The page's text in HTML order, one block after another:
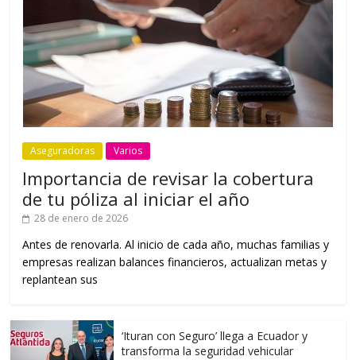
Aseguradoras Varios
Importancia de revisar la cobertura
de tu póliza al iniciar el año
28 de enero de 2026
Antes de renovarla. Al inicio de cada año, muchas familias y
empresas realizan balances financieros, actualizan metas y
replantean sus
‘Ituran con Seguro’ llega a Ecuador y
transforma la seguridad vehicular